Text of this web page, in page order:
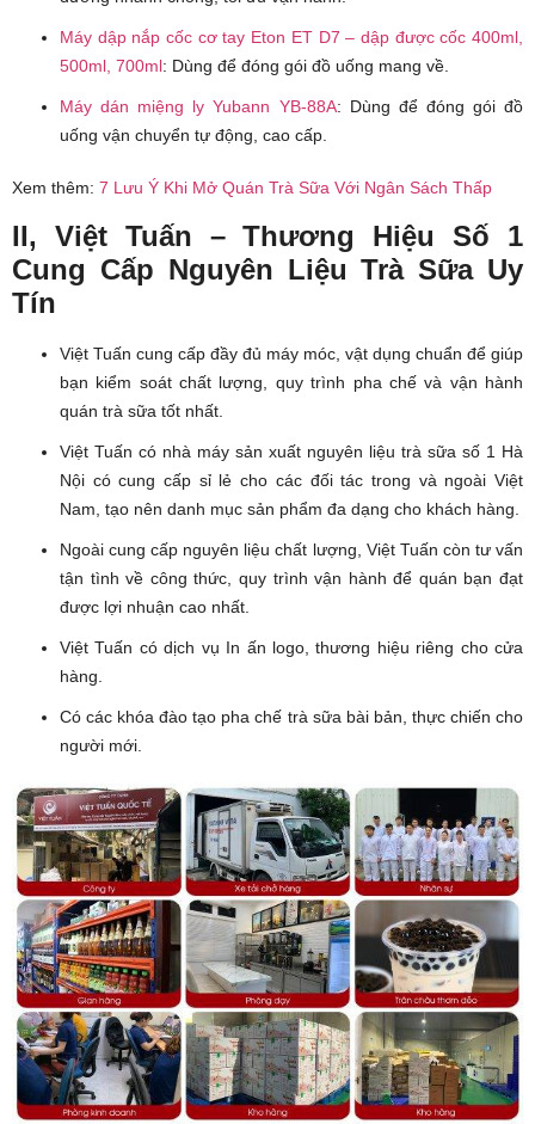
Máy dập nắp cốc cơ tay Eton ET D7 – dập được cốc 400ml,
500ml, 700ml: Dùng để đóng gói đồ uống mang về.
Máy dán miệng ly Yubann YB-88A: Dùng để đóng gói đồ
uống vận chuyển tự động, cao cấp.
Xem thêm: 7 Lưu Ý Khi Mở Quán Trà Sữa Với Ngân Sách Thấp
II, Việt Tuấn – Thương Hiệu Số 1
Cung Cấp Nguyên Liệu Trà Sữa Uy
Tín
Việt Tuấn cung cấp đầy đủ máy móc, vật dụng chuẩn để giúp
bạn kiểm soát chất lượng, quy trình pha chế và vận hành
quán trà sữa tốt nhất.
Việt Tuấn có nhà máy sản xuất nguyên liệu trà sữa số 1 Hà
Nội có cung cấp sỉ lẻ cho các đối tác trong và ngoài Việt
Nam, tạo nên danh mục sản phẩm đa dạng cho khách hàng.
Ngoài cung cấp nguyên liệu chất lượng, Việt Tuấn còn tư vấn
tận tình về công thức, quy trình vận hành để quán bạn đạt
được lợi nhuận cao nhất.
Việt Tuấn có dịch vụ In ấn logo, thương hiệu riêng cho cửa
hàng.
Có các khóa đào tạo pha chế trà sữa bài bản, thực chiến cho
người mới.